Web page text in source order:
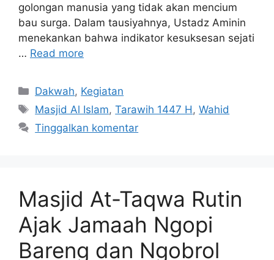
golongan manusia yang tidak akan mencium
bau surga. Dalam tausiyahnya, Ustadz Aminin
menekankan bahwa indikator kesuksesan sejati
… Read more
Kategori
Dakwah, Kegiatan
Tag
Masjid Al Islam,Tarawih 1447 H,Wahid
Tinggalkan komentar
Masjid At-Taqwa Rutin
Ajak Jamaah Ngopi
Bareng dan Ngobrol